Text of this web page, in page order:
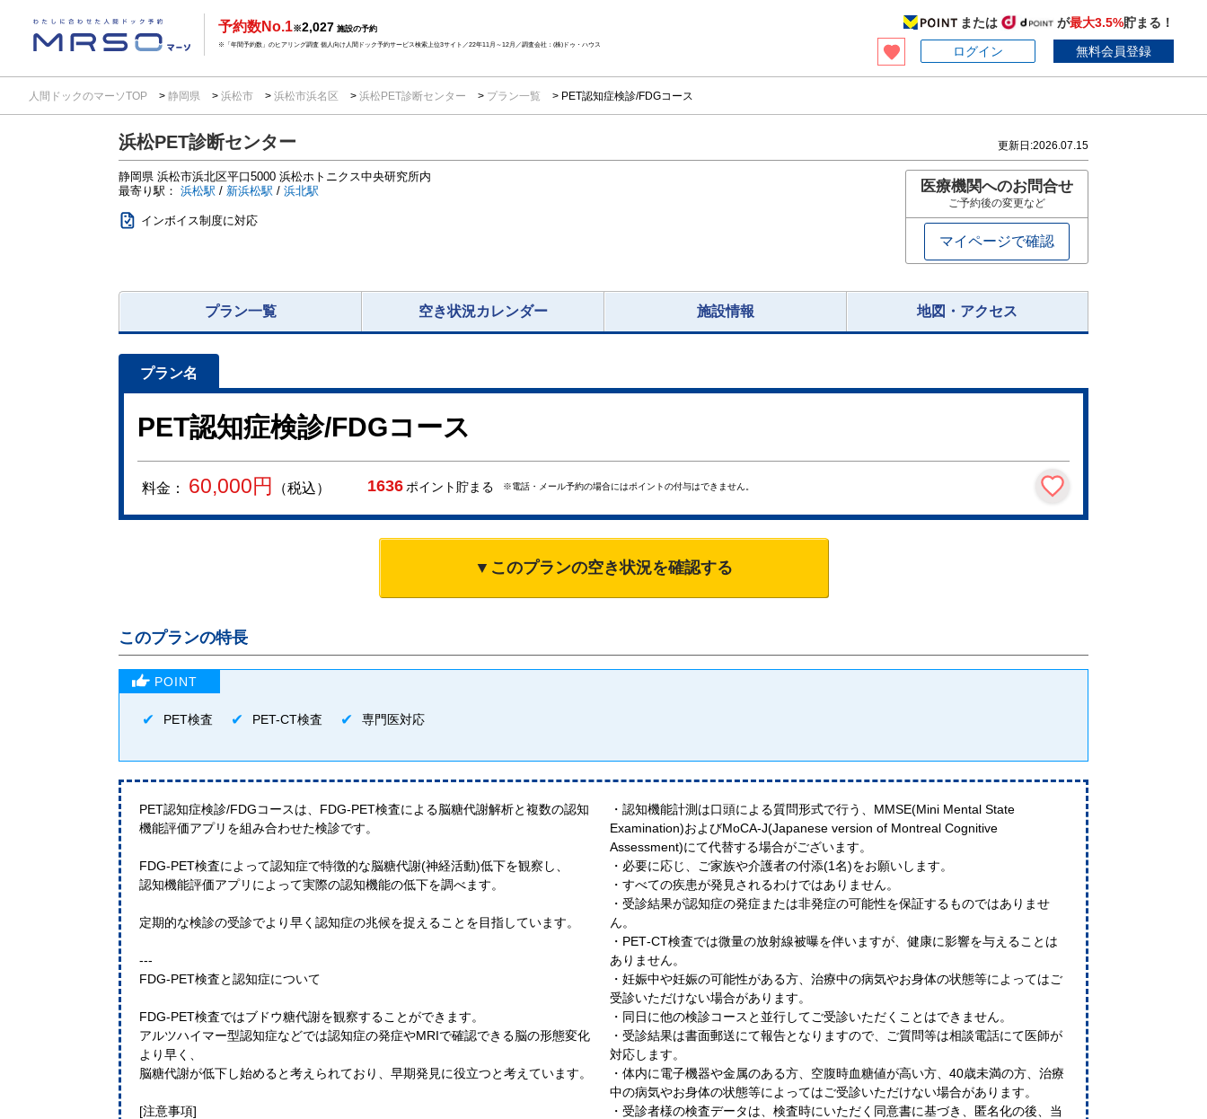
予約数No.1※2,027 施設の予約
※「年間予約数」のヒアリング調査 個人向け人間ドック予約サービス検索上位3サイト／22年11月～12月／調査会社：(株)ドゥ・ハウス
または が最大3.5%貯まる！
ログイン
無料会員登録
人間ドックのマーソTOP 静岡県 浜松市 浜松市浜名区 浜松PET診断センター プラン一覧 PET認知症検診/FDGコース
浜松PET診断センター 更新日:2026.07.15
静岡県 浜松市浜北区平口5000 浜松ホトニクス中央研究所内
最寄り駅： 浜松駅 / 新浜松駅 / 浜北駅
インボイス制度に対応
医療機関へのお問合せ
ご予約後の変更など
マイページで確認
プラン一覧 空き状況カレンダー 施設情報 地図・アクセス
PET認知症検診/FDGコース
料金： 60,000円 （税込） 1636 ポイント貯まる ※電話・メール予約の場合にはポイントの付与はできません。
▼このプランの空き状況を確認する
このプランの特長
PET検査 PET-CT検査 専門医対応
PET認知症検診/FDGコースは、FDG-PET検査による脳糖代謝解析と複数の認知
機能評価アプリを組み合わせた検診です。
FDG-PET検査によって認知症で特徴的な脳糖代謝(神経活動)低下を観察し、
認知機能評価アプリによって実際の認知機能の低下を調べます。
定期的な検診の受診でより早く認知症の兆候を捉えることを目指しています。
---
FDG-PET検査と認知症について
FDG-PET検査ではブドウ糖代謝を観察することができます。
アルツハイマー型認知症などでは認知症の発症やMRIで確認できる脳の形態変化
より早く、
脳糖代謝が低下し始めると考えられており、早期発見に役立つと考えています。
[注意事項]
・認知機能計測は口頭による質問形式で行う、MMSE(Mini Mental State
Examination)およびMoCA-J(Japanese version of Montreal Cognitive
Assessment)にて代替する場合がございます。
・必要に応じ、ご家族や介護者の付添(1名)をお願いします。
・すべての疾患が発見されるわけではありません。
・受診結果が認知症の発症または非発症の可能性を保証するものではありませ
ん。
・PET‐CT検査では微量の放射線被曝を伴いますが、健康に影響を与えることは
ありません。
・妊娠中や妊娠の可能性がある方、治療中の病気やお身体の状態等によってはご
受診いただけない場合があります。
・同日に他の検診コースと並行してご受診いただくことはできません。
・受診結果は書面郵送にて報告となりますので、ご質問等は相談電話にて医師が
対応します。
・体内に電子機器や金属のある方、空腹時血糖値が高い方、40歳未満の方、治療
中の病気やお身体の状態等によってはご受診いただけない場合があります。
・受診者様の検査データは、検査時にいただく同意書に基づき、匿名化の後、当